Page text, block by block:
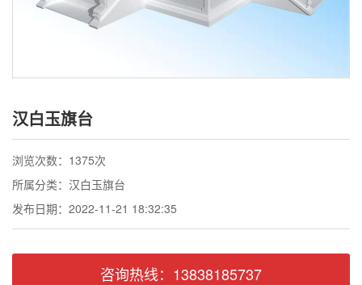
汉白玉旗台
浏览次数：1375次
所属分类：汉白玉旗台
发布日期：2022-11-21 18:32:35
咨询热线：13838185737